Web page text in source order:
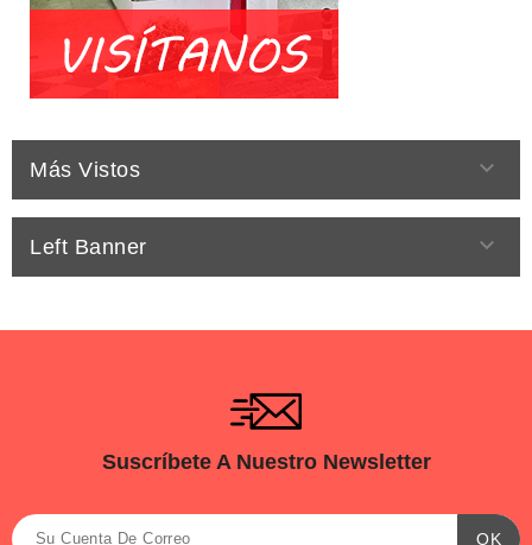
Más Vistos 
Left Banner 
Suscríbete A Nuestro Newsletter